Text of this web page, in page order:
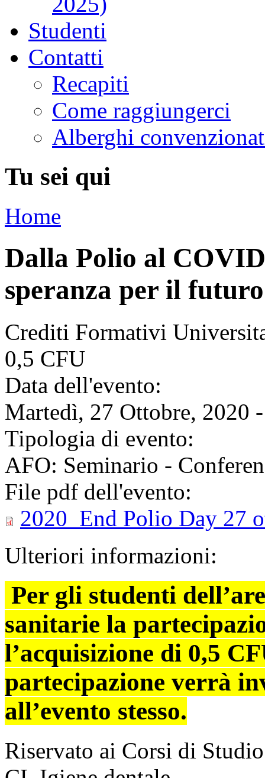
Studenti
Contatti
Recapiti
Come raggiungerci
Alberghi
Tu sei qui
Home
Dalla Polio al
speranza per il futuro
Crediti Formativi
0,5 CFU
Data dell'evento:
Martedì, 27 Ottobre, 2020
Tipologia di evento:
AFO: Seminario -
File pdf dell'evento:
2020_End Polio Day 27
Ulteriori informazioni:
Per gli studenti
sanitarie la
l’acquisizione di 0,5
partecipazione verrà
all’evento stesso.
Riservato ai Corsi di